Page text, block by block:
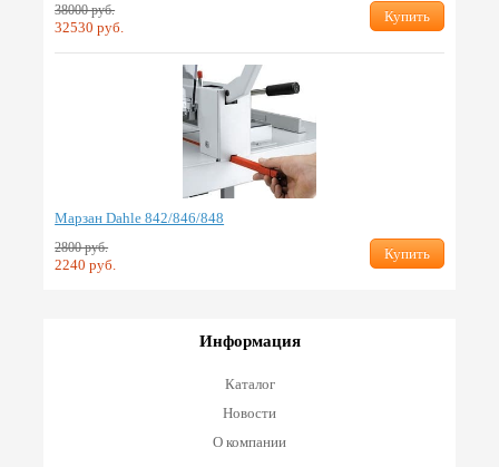
38000 руб.
32530 руб.
Купить
Марзан Dahle 842/846/848
2800 руб.
2240 руб.
Купить
Информация
Каталог
Новости
О компании